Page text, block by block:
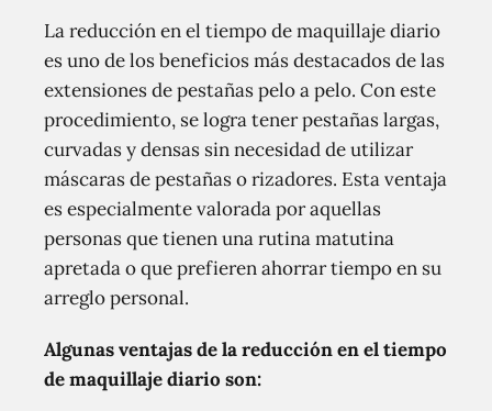
La reducción en el tiempo de maquillaje diario
es uno de los beneficios más destacados de las
extensiones de pestañas pelo a pelo. Con este
procedimiento, se logra tener pestañas largas,
curvadas y densas sin necesidad de utilizar
máscaras de pestañas o rizadores. Esta ventaja
es especialmente valorada por aquellas
personas que tienen una rutina matutina
apretada o que prefieren ahorrar tiempo en su
arreglo personal.
Algunas ventajas de la reducción en el tiempo
de maquillaje diario son: